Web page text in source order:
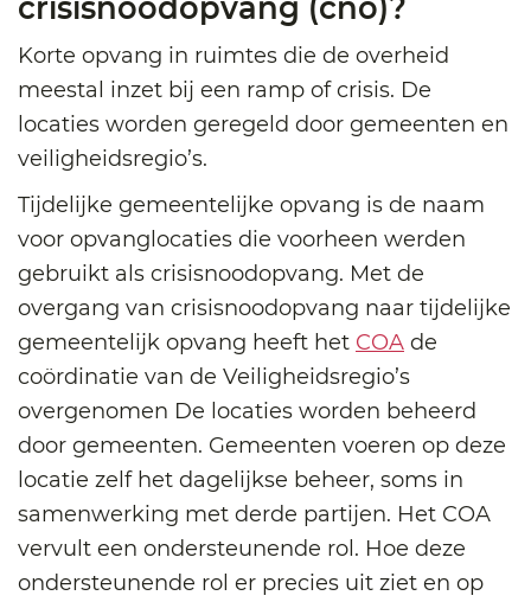
Korte opvang in ruimtes die de overheid
meestal inzet bij een ramp of crisis. De
locaties worden geregeld door gemeenten en
veiligheidsregio’s.
Tijdelijke gemeentelijke opvang is de naam
voor opvanglocaties die voorheen werden
gebruikt als crisisnoodopvang. Met de
overgang van crisisnoodopvang naar tijdelijke
gemeentelijk opvang heeft het COA de
coördinatie van de Veiligheidsregio’s
overgenomen De locaties worden beheerd
door gemeenten. Gemeenten voeren op deze
locatie zelf het dagelijkse beheer, soms in
samenwerking met derde partijen. Het COA
vervult een ondersteunende rol. Hoe deze
ondersteunende rol er precies uit ziet en op